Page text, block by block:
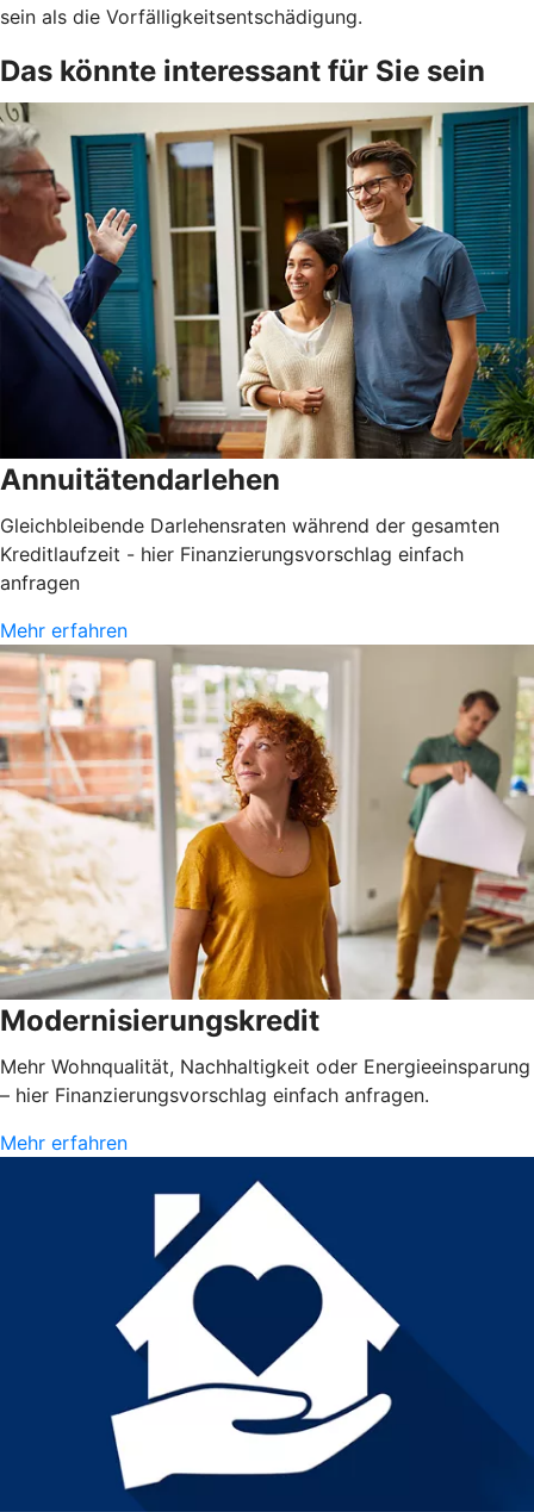
sein als die Vorfälligkeitsentschädigung.
Das könnte interessant für Sie sein
Annuitätendarlehen
Gleichbleibende Darlehensraten während der gesamten
Kreditlaufzeit - hier Finanzierungsvorschlag einfach
anfragen
Mehr erfahren
Modernisierungskredit
Mehr Wohnqualität, Nachhaltigkeit oder Energieeinsparung
– hier Finanzierungsvorschlag einfach anfragen.
Mehr erfahren